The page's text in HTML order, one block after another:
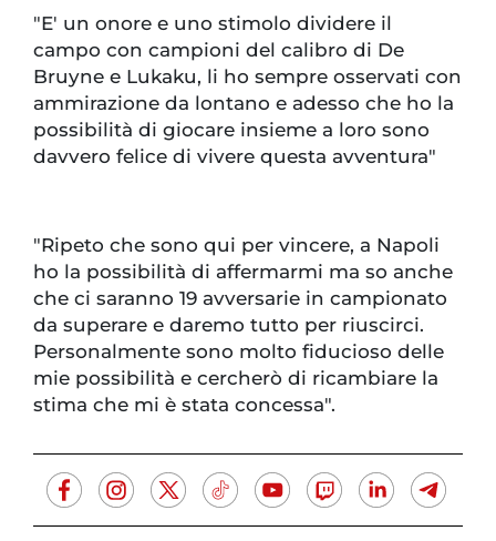
"E' un onore e uno stimolo dividere il
campo con campioni del calibro di De
Bruyne e Lukaku, li ho sempre osservati con
ammirazione da lontano e adesso che ho la
possibilità di giocare insieme a loro sono
davvero felice di vivere questa avventura"
"Ripeto che sono qui per vincere, a Napoli
ho la possibilità di affermarmi ma so anche
che ci saranno 19 avversarie in campionato
da superare e daremo tutto per riuscirci.
Personalmente sono molto fiducioso delle
mie possibilità e cercherò di ricambiare la
stima che mi è stata concessa".